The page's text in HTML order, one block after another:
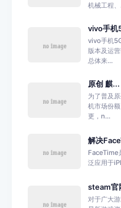
机械工程
vivo手机
vivo手机
版本及运
总体来...
原创 麒...
为了普及
机市场份
更，n...
解决
FaceTime
泛应用于
steam官
对于广大